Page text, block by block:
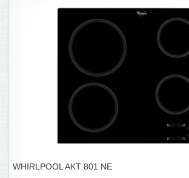
WHIRLPOOL AKT 801 NE